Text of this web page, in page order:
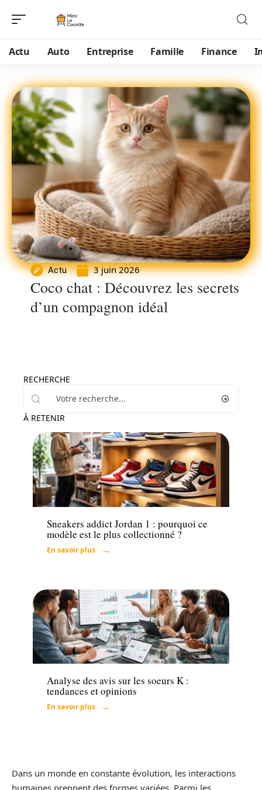
Actu Auto Entreprise Famille Finance
Actu 3 juin 2026
Coco chat : Découvrez les secrets
d’un compagnon idéal
RECHERCHE
À RETENIR
Mode
Sneakers addict Jordan 1 : pourquoi ce
modèle est le plus collectionné ?
En savoir plus
Loisirs
Analyse des avis sur les soeurs K :
tendances et opinions
En savoir plus
Dans un monde en constante évolution, les interactions